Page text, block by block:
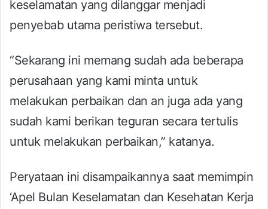
keselamatan yang dilanggar menjadi
penyebab utama peristiwa tersebut.
“Sekarang ini memang sudah ada beberapa
perusahaan yang kami minta untuk
melakukan perbaikan dan an juga ada yang
sudah kami berikan teguran secara tertulis
untuk melakukan perbaikan,” katanya.
Peryataan ini disampaikannya saat memimpin
‘Apel Bulan Keselamatan dan Kesehatan Kerja